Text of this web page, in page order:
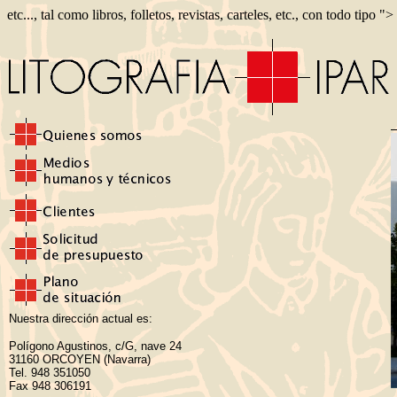
etc..., tal como libros, folletos, revistas, carteles, etc., con todo tipo ">
Nuestra dirección actual es:
Polígono Agustinos, c/G, nave 24
31160 ORCOYEN (Navarra)
Tel. 948 351050
Fax 948 306191